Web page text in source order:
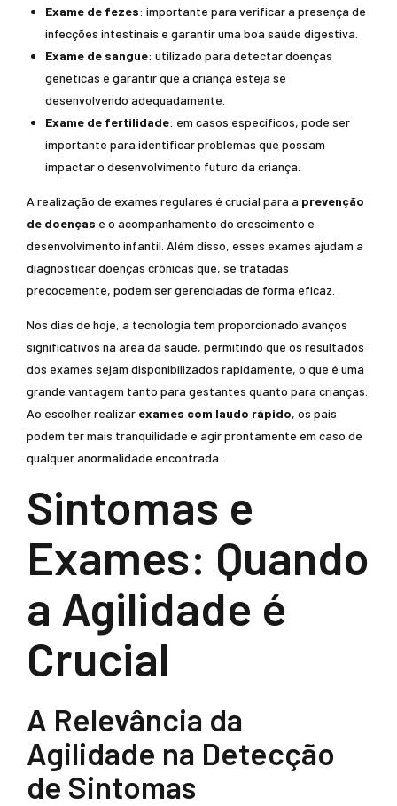
Exame de fezes: importante para verificar a presença de
infecções intestinais e garantir uma boa saúde digestiva.
Exame de sangue: utilizado para detectar doenças
genéticas e garantir que a criança esteja se
desenvolvendo adequadamente.
Exame de fertilidade: em casos específicos, pode ser
importante para identificar problemas que possam
impactar o desenvolvimento futuro da criança.
A realização de exames regulares é crucial para a prevenção
de doenças e o acompanhamento do crescimento e
desenvolvimento infantil. Além disso, esses exames ajudam a
diagnosticar doenças crônicas que, se tratadas
precocemente, podem ser gerenciadas de forma eficaz.
Nos dias de hoje, a tecnologia tem proporcionado avanços
significativos na área da saúde, permitindo que os resultados
dos exames sejam disponibilizados rapidamente, o que é uma
grande vantagem tanto para gestantes quanto para crianças.
Ao escolher realizar exames com laudo rápido, os pais
podem ter mais tranquilidade e agir prontamente em caso de
qualquer anormalidade encontrada.
Sintomas e
Exames: Quando
a Agilidade é
Crucial
A Relevância da
Agilidade na Detecção
de Sintomas